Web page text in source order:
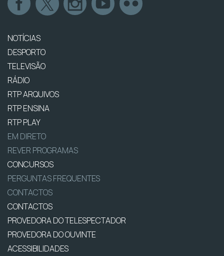
NOTÍCIAS
DESPORTO
TELEVISÃO
RÁDIO
RTP ARQUIVOS
RTP ENSINA
RTP PLAY
EM DIRETO
REVER PROGRAMAS
CONCURSOS
PERGUNTAS FREQUENTES
CONTACTOS
CONTACTOS
PROVEDORA DO TELESPECTADOR
PROVEDORA DO OUVINTE
ACESSIBILIDADES